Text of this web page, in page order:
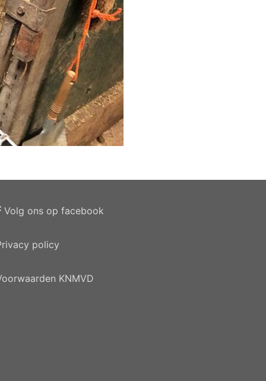
Volg ons op facebook
policy
KNMVD